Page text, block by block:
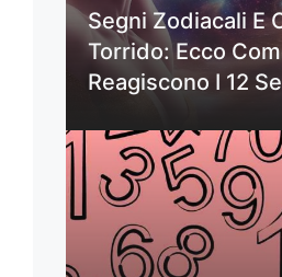
Segni Zodiacali E
Torrido: Ecco
Reagiscono I 12